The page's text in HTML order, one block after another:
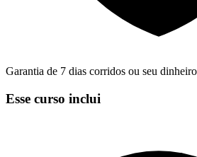
Garantia de 7 dias corridos ou seu
Esse curso inclui